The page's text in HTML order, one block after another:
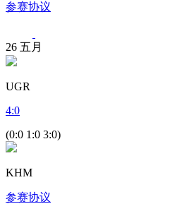
参赛协议
26 五月
UGR
4:0
(0:0 1:0 3:0)
KHM
参赛协议